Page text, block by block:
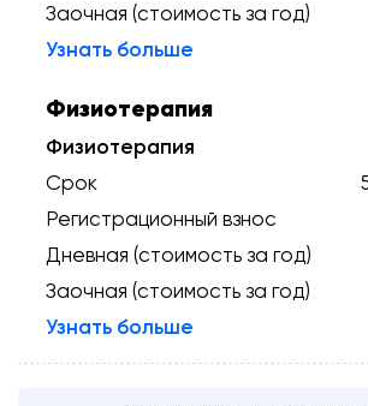
Заочная (стоимость за год)
Узнать больше
Физиотерапия
Физиотерапия
Срок
Регистрационный взнос
Дневная (стоимость за год)
Заочная (стоимость за год)
Узнать больше